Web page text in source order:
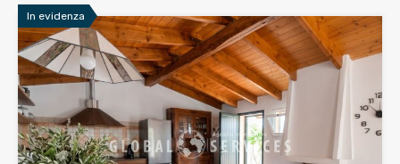
In evidenza